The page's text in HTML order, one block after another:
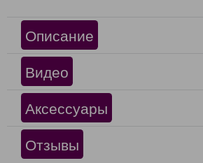
Описание
Видео
Аксессуары
Отзывы